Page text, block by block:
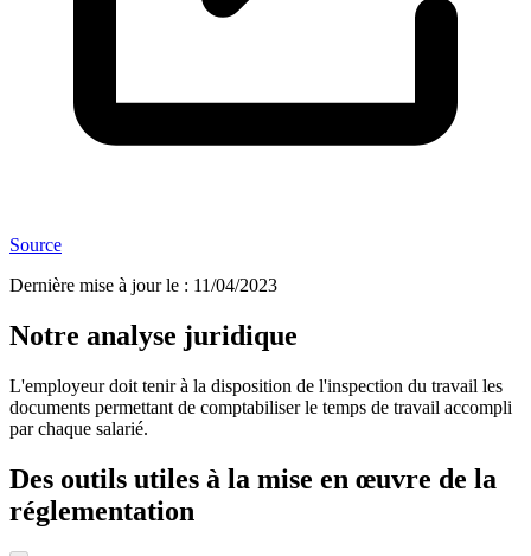
Source
Dernière mise à jour le : 11/04/2023
Notre analyse juridique
L'employeur doit tenir à la disposition de l'inspection du travail les
documents permettant de comptabiliser le temps de travail accompli
par chaque salarié.
Des outils utiles à la mise en œuvre de la
réglementation